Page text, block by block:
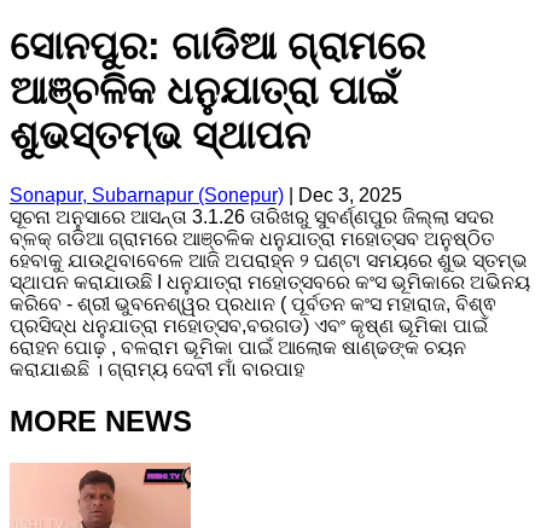
ସୋନପୁର: ଗାଡିଆ ଗ୍ରାମରେ
ଆଞ୍ଚଳିକ ଧନୁଯାତ୍ରା ପାଇଁ
ଶୁଭସ୍ତମ୍ଭ ସ୍ଥାପନ
Sonapur, Subarnapur (Sonepur)
Dec 3, 2025
ସୂଚନା ଅନୁସାରେ ଆସନ୍ତା 3.1.26 ତାରିଖରୁ ସୁବର୍ଣ୍ଣପୁର ଜିଲ୍ଲା ସଦର
ବ୍ଳକ୍ ଗଡିଆ ଗ୍ରାମରେ ଆଞ୍ଚଳିକ ଧନୁଯାତ୍ରା ମହୋତ୍ସବ ଅନୁଷ୍ଠିତ
ହେବାକୁ ଯାଉଥିବାବେଳେ ଆଜି ଅପରାହ୍ନ ୨ ଘଣ୍ଟା ସମୟରେ ଶୁଭ ସ୍ତମ୍ଭ
ସ୍ଥାପନ କରାଯାଉଛି I ଧନୁଯାତ୍ରା ମହୋତ୍ସବରେ କଂସ ଭୂମିକାରେ ଅଭିନୟ
କରିବେ - ଶ୍ରୀ ଭୁବନେଶ୍ୱର ପ୍ରଧାନ ( ପୂର୍ବତନ କଂସ ମହାରାଜ‌, ବିଶ୍ଵ
ପ୍ରସିଦ୍ଧ‌ ଧନୁଯାତ୍ରା ମହୋତ୍ସବ,ବରଗଡ) ଏବଂ କୃଷ୍ଣ ଭୂମିକା ପାଇଁ
ରୋହନ ପୋଢ଼ , ବଳରାମ ଭୂମିକା ପାଇଁ ଆଲୋକ ଷାଣ୍ଢଙ୍କ ଚୟନ
କରାଯାଈଛି । ଗ୍ରାମ୍ୟ ଦେବୀ ମାଁ ବାରପାହ
MORE NEWS